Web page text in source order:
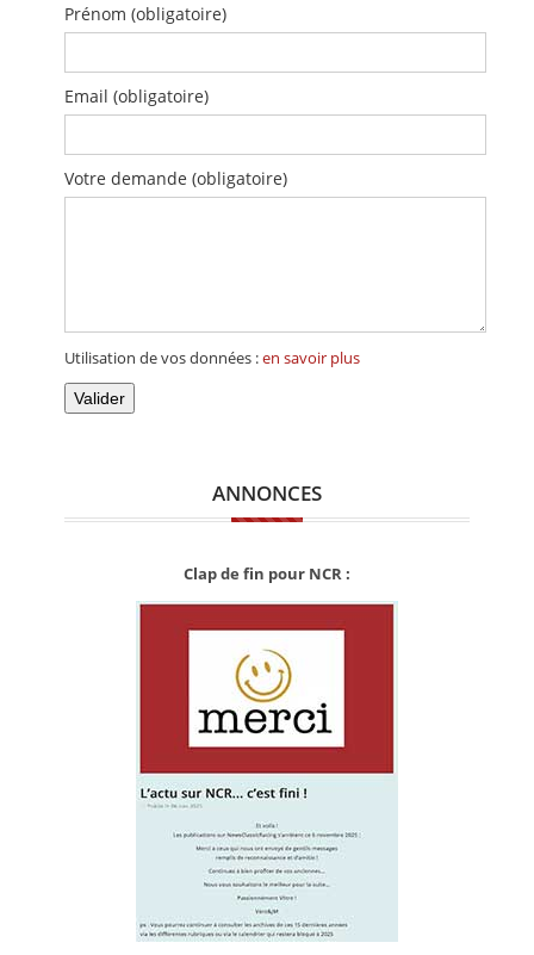
Prénom (obligatoire)
Email (obligatoire)
Votre demande (obligatoire)
Utilisation de vos données :en savoir plus
Valider
ANNONCES
Clap de fin pour NCR :